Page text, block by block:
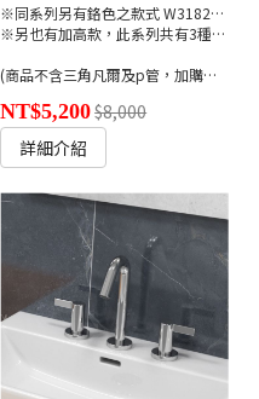
※同系列另有鉻色之款式 W3182401-TW4
※另也有加高款，此系列共有3種高度
(商品不含三角凡爾及p管，加購另計900元)
NT$5,200$8,000
詳細介紹